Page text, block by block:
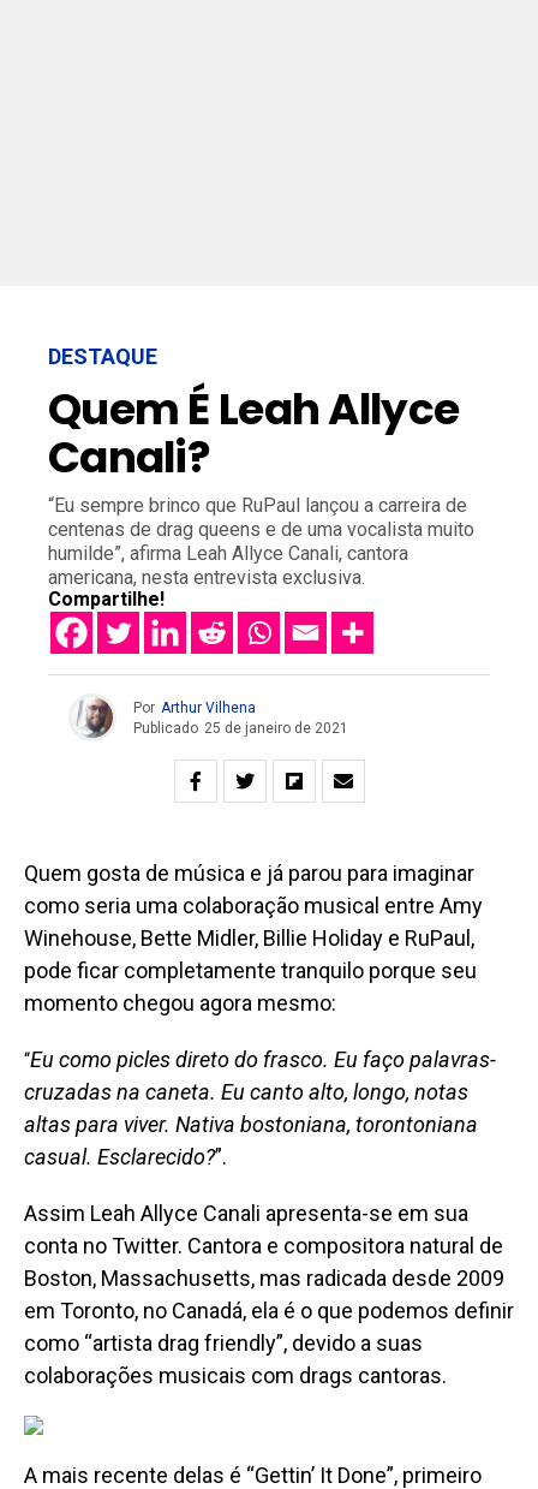
DESTAQUE
Quem É Leah Allyce
Canali?
“Eu sempre brinco que RuPaul lançou a carreira de
centenas de drag queens e de uma vocalista muito
humilde”, afirma Leah Allyce Canali, cantora
americana, nesta entrevista exclusiva.
Compartilhe!
Por Arthur Vilhena
Publicado 25 de janeiro de 2021
Quem gosta de música e já parou para imaginar
como seria uma colaboração musical entre Amy
Winehouse, Bette Midler, Billie Holiday e RuPaul,
pode ficar completamente tranquilo porque seu
momento chegou agora mesmo:
“Eu como picles direto do frasco. Eu faço palavras-
cruzadas na caneta. Eu canto alto, longo, notas
altas para viver. Nativa bostoniana, torontoniana
casual. Esclarecido?”.
Assim Leah Allyce Canali apresenta-se em sua
conta no Twitter. Cantora e compositora natural de
Boston, Massachusetts, mas radicada desde 2009
em Toronto, no Canadá, ela é o que podemos definir
como “artista drag friendly”, devido a suas
colaborações musicais com drags cantoras.
A mais recente delas é “Gettin’ It Done”, primeiro